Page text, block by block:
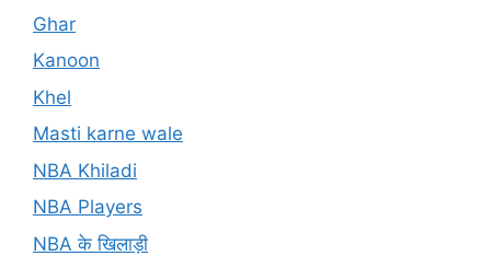
Ghar
Kanoon
Khel
Masti karne wale
NBA Khiladi
NBA Players
NBA के खिलाड़ी